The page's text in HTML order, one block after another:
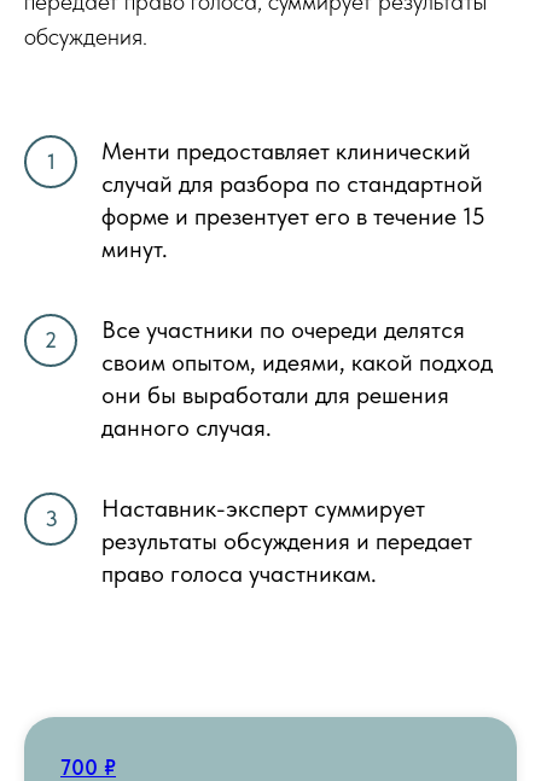
обсуждения.
Менти предоставляет клинический
случай для разбора по стандартной
форме и презентует его в течение 15
минут.
Все участники по очереди делятся
своим опытом, идеями, какой подход
они бы выработали для решения
данного случая.
Наставник-эксперт суммирует
результаты обсуждения и передает
право голоса участникам.
700 ₽